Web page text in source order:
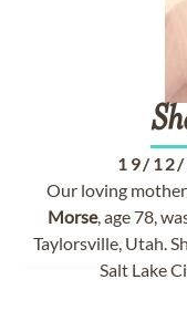
19/
Our loving
Morse, age 78,
Taylorsville, Utah.
Salt Lake